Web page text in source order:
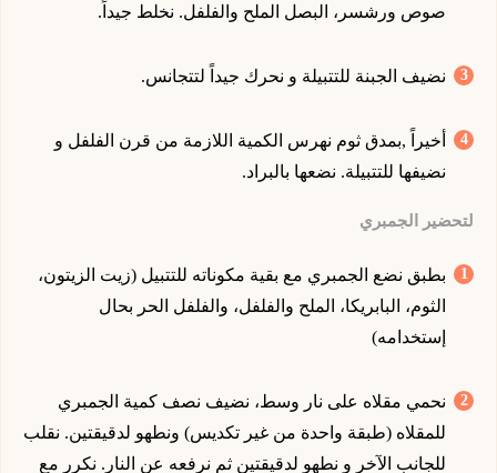
صوص ورشسر، البصل الملح والفلفل. نخلط جيداً.
نضيف الجبنة للتتبيلة و نحرك جيداً لتتجانس.
أخيراً ,بمدق ثوم نهرس الكمية اللازمة من قرن الفلفل و
نضيفها للتتبيلة. نضعها بالبراد.
لتحضير الجمبري
بطبق نضع الجمبري مع بقية مكوناته للتتبيل (زيت الزيتون،
الثوم، البابريكا، الملح والفلفل، والفلفل الحر بحال
إستخدامه)
نحمي مقلاه على نار وسط، نضيف نصف كمية الجمبري
للمقلاه (طبقة واحدة من غير تكديس) ونطهو لدقيقتين. نقلب
للجانب الآخر و نطهو لدقيقتين ثم نرفعه عن النار. نكرر مع